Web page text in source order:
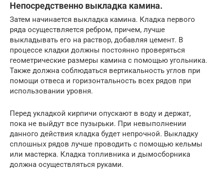
Непосредственно выкладка камина.
Затем начинается выкладка камина. Кладка первого
ряда осуществляется ребром, причем, лучше
выкладывать его на раствор, добавляя цемент. В
процессе кладки должны постоянно проверяться
геометрические размеры камина с помощью угольника.
Также должна соблюдаться вертикальность углов при
помощи отвеса и горизонтальность всех рядов при
использовании уровня.
Перед укладкой кирпичи опускают в воду и держат,
пока не выйдут все пузырьки. При невыполнении
данного действия кладка будет непрочной. Выкладку
сплошных рядов лучше проводить с помощью кельмы
или мастерка. Кладка топливника и дымосборника
должна осуществляться руками.